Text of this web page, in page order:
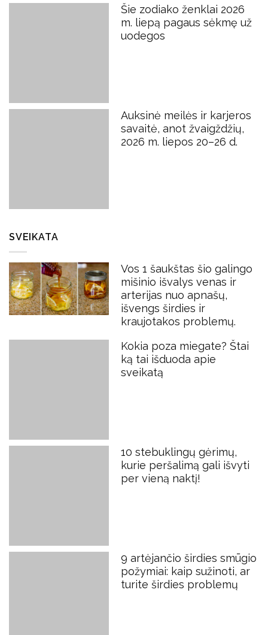
Šie zodiako ženklai 2026
m. liepą pagaus sėkmę už
uodegos
Auksinė meilės ir karjeros
savaitė, anot žvaigždžių,
2026 m. liepos 20–26 d.
SVEIKATA
Vos 1 šaukštas šio galingo
mišinio išvalys venas ir
arterijas nuo apnašų,
išvengs širdies ir
kraujotakos problemų.
Kokia poza miegate? Štai
ką tai išduoda apie
sveikatą
10 stebuklingų gėrimų,
kurie peršalimą gali išvyti
per vieną naktį!
9 artėjančio širdies smūgio
požymiai: kaip sužinoti, ar
turite širdies problemų